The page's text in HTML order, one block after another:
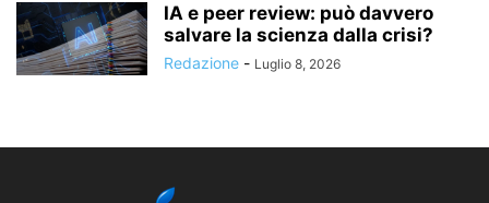
IA e peer review: può davvero
salvare la scienza dalla crisi?
Redazione - Luglio 8, 2026